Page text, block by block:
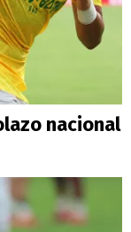
nacional